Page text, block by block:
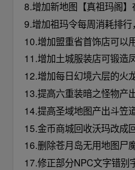
8.增加新地图【真祖玛阁】
9.增加祖玛令每周消耗排行
10.增加盟重省首饰店可以
11.增加土城服装店可锻造
12.增加每日幻境六层的火
13.提高六重装暗之怪物产
14.提高圣域地图产出斗笠
15.金币商城回收沃玛改成
16.删除苍月岛无用地图尸
17.修正部分NPC文字错别